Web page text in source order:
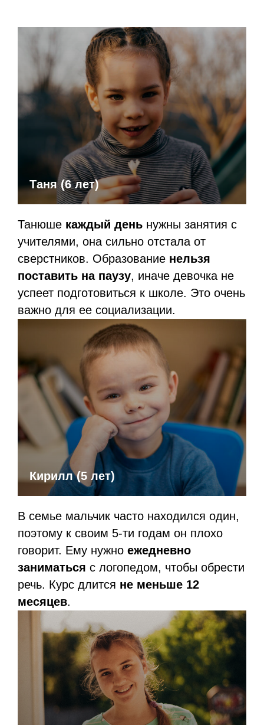
Таня (6 лет)
Танюше каждый день нужны занятия с
учителями, она сильно отстала от
сверстников. Образование нельзя
поставить на паузу, иначе девочка не
успеет подготовиться к школе. Это очень
важно для ее социализации.
Кирилл (5 лет)
В семье мальчик часто находился один,
поэтому к своим 5-ти годам он плохо
говорит. Ему нужно ежедневно
заниматься с логопедом, чтобы обрести
речь. Курс длится не меньше 12
месяцев.